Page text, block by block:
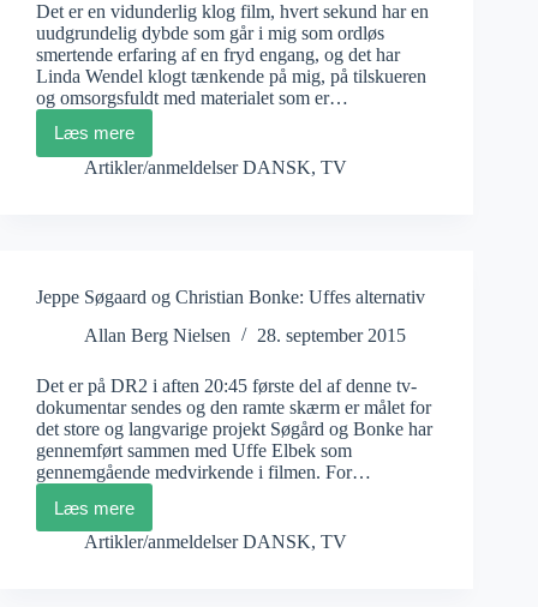
Det er en vidunderlig klog film, hvert sekund har en
uudgrundelig dybde som går i mig som ordløs
smertende erfaring af en fryd engang, og det har
Linda Wendel klogt tænkende på mig, på tilskueren
og omsorgsfuldt med materialet som er…
Læs mere
Linda
Wendel:
Artikler/anmeldelser DANSK, TV
Jeppe Søgaard og Christian Bonke: Uffes alternativ
Allan Berg Nielsen
28. september 2015
Det er på DR2 i aften 20:45 første del af denne tv-
dokumentar sendes og den ramte skærm er målet for
det store og langvarige projekt Søgård og Bonke har
gennemført sammen med Uffe Elbek som
gennemgående medvirkende i filmen. For…
Læs mere
Jeppe
Søgaard
Artikler/anmeldelser DANSK, TV